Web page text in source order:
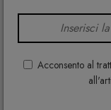
Acconsento al